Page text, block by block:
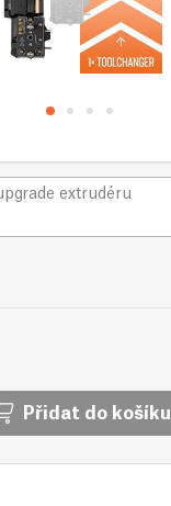
extrudéru
Přidat do košíku